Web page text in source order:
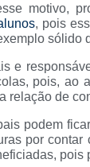
motivo,
, pois
sólido
e
pois, ao
relação de
podem
por
pois